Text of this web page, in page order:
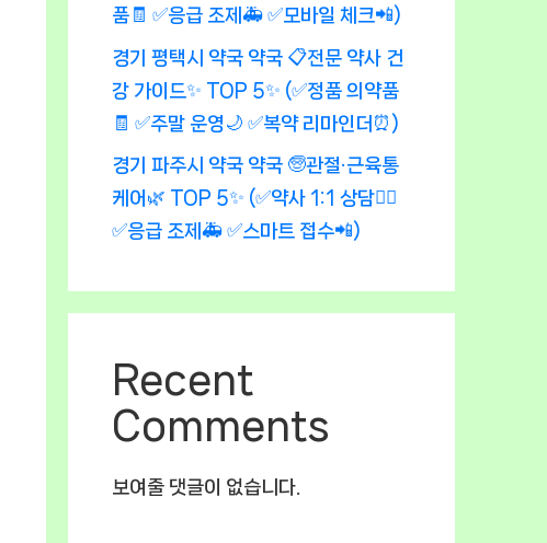
품🧾 ✅응급 조제🚑 ✅모바일 체크📲)
경기 평택시 약국 약국 📋전문 약사 건
강 가이드✨ TOP 5✨ (✅정품 의약품
🧾 ✅주말 운영🌙 ✅복약 리마인더⏰)
경기 파주시 약국 약국 🧓관절·근육통
케어🌿 TOP 5✨ (✅약사 1:1 상담👩‍⚕️
✅응급 조제🚑 ✅스마트 접수📲)
Recent
Comments
보여줄 댓글이 없습니다.